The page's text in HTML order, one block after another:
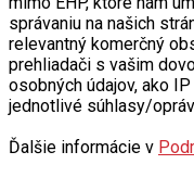
správaniu na našich
relevantný komerčný
prehliadači s vašim
osobných údajov, ako
jednotlivé súhlasy/
Ďalšie informácie v